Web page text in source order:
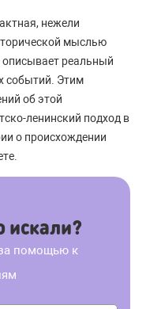
нежели
мыслью
реальный
событий. Этим
об этой
ленинский подход в
о происхождении
искали?
помощью к